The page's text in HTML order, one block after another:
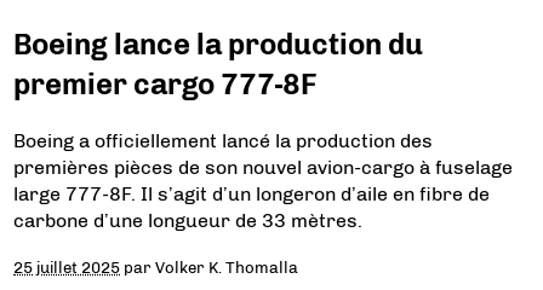
Boeing lance la production du
premier cargo 777-8F
Boeing a officiellement lancé la production des
premières pièces de son nouvel avion-cargo à fuselage
large 777-8F. Il s’agit d’un longeron d’aile en fibre de
carbone d’une longueur de 33 mètres.
25 juillet 2025 parVolker K. Thomalla